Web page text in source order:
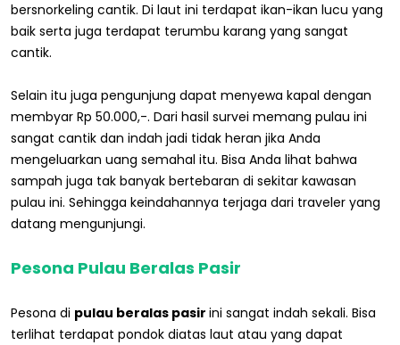
bersnorkeling cantik. Di laut ini terdapat ikan-ikan lucu yang
baik serta juga terdapat terumbu karang yang sangat
cantik.
Selain itu juga pengunjung dapat menyewa kapal dengan
membyar Rp 50.000,-. Dari hasil survei memang pulau ini
sangat cantik dan indah jadi tidak heran jika Anda
mengeluarkan uang semahal itu. Bisa Anda lihat bahwa
sampah juga tak banyak bertebaran di sekitar kawasan
pulau ini. Sehingga keindahannya terjaga dari traveler yang
datang mengunjungi.
Pesona Pulau Beralas Pasir
Pesona di pulau beralas pasir ini sangat indah sekali. Bisa
terlihat terdapat pondok diatas laut atau yang dapat